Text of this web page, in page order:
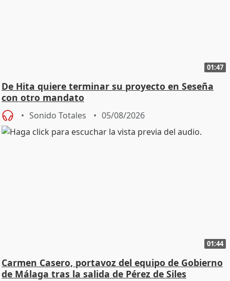
01:47
De Hita quiere terminar su proyecto en Seseña
con otro mandato
Sonido Totales 05/08/2026
01:44
Carmen Casero, portavoz del equipo de Gobierno
de Málaga tras la salida de Pérez de Siles